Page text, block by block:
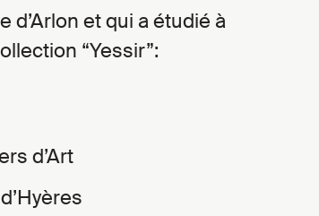
d’Arlon et qui a étudié à
“Yessir”:
d’Art